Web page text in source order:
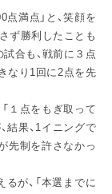
満点」と、笑顔を
ず勝利したことも
試合も、戦前に３点
なり1回に2点を先
１点をもぎ取って
結果、1イニングで
先制を許さなかっ
が、「本選までに